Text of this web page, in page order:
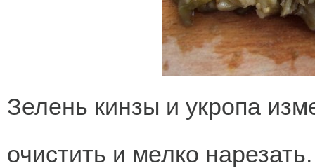
Зелень кинзы и укропа
очистить и мелко